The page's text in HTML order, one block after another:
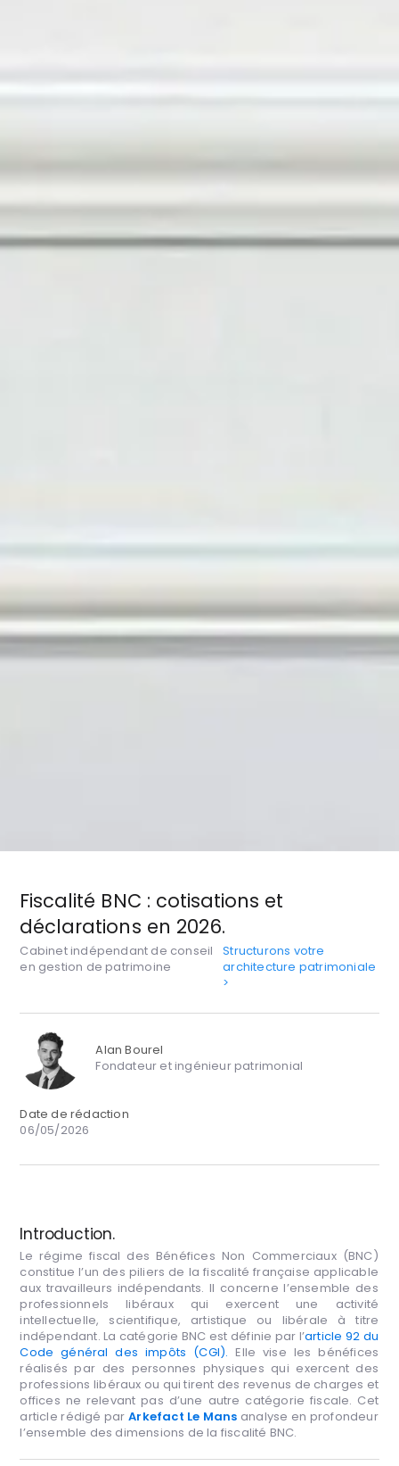
Fiscalité BNC : cotisations et
déclarations en 2026.
Cabinet indépendant de conseil
en gestion de patrimoine
Structurons votre
architecture patrimoniale
>
Alan Bourel
Fondateur et ingénieur patrimonial
Date de rédaction
06/05/2026
Introduction.
Le régime fiscal des Bénéfices Non Commerciaux (BNC)
constitue l’un des piliers de la fiscalité française applicable
aux travailleurs indépendants. Il concerne l’ensemble des
professionnels libéraux qui exercent une activité
intellectuelle, scientifique, artistique ou libérale à titre
indépendant. La catégorie BNC est définie par l’article 92 du
Code général des impôts (CGI). Elle vise les bénéfices
réalisés par des personnes physiques qui exercent des
professions libéraux ou qui tirent des revenus de charges et
offices ne relevant pas d’une autre catégorie fiscale. Cet
article rédigé parArkefact Le Mans analyse en profondeur
l’ensemble des dimensions de la fiscalité BNC.